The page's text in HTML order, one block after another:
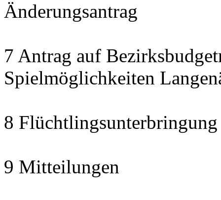
Änderungsantrag
7 Antrag auf
Spielmöglichkeiten
8
9 Mitteilungen